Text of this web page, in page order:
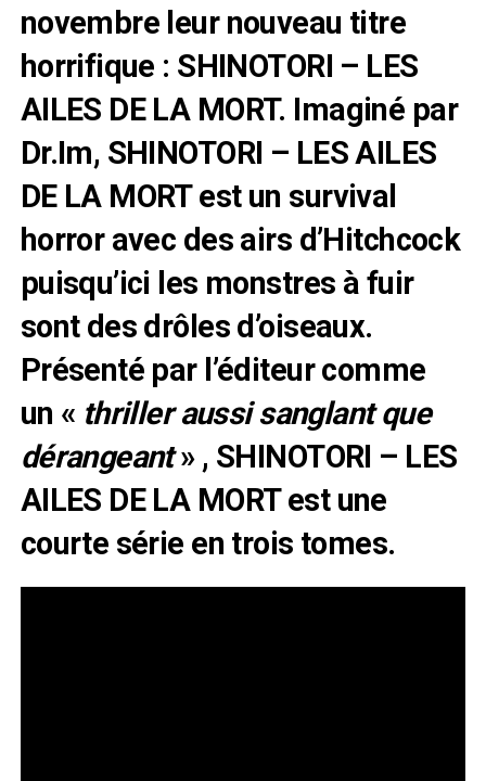
novembre leur nouveau titre
horrifique : SHINOTORI – LES
AILES DE LA MORT. Imaginé par
Dr.Im, SHINOTORI – LES AILES
DE LA MORT est un survival
horror avec des airs d’Hitchcock
puisqu’ici les monstres à fuir
sont des drôles d’oiseaux.
Présenté par l’éditeur comme
un « thriller aussi sanglant que
dérangeant» , SHINOTORI – LES
AILES DE LA MORT est une
courte série en trois tomes.